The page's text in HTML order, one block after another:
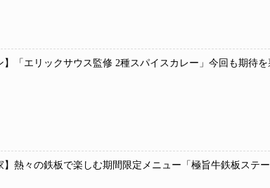
】「エリックサウス監修 2種スパイスカレー」今回も期待を
】熱々の鉄板で楽しむ期間限定メニュー「極旨牛鉄板ステ